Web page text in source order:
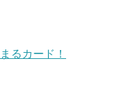
るカード！